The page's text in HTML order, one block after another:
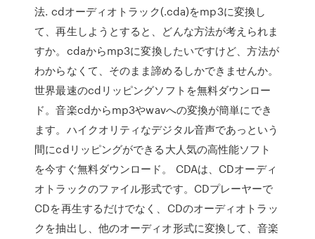
法. cdオーディオトラック(.cda)をmp3に変換し
て、再生しようとすると、どんな方法が考えられま
すか。cdaからmp3に変換したいですけど、方法が
わからなくて、そのまま諦めるしかできませんか。
世界最速のcdリッピングソフトを無料ダウンロー
ド。音楽cdからmp3やwavへの変換が簡単にでき
ます。ハイクオリティなデジタル音声であっという
間にcdリッピングができる大人気の高性能ソフト
を今すぐ無料ダウンロード。 CDAは、CDオーディ
オトラックのファイル形式です。CDプレーヤーで
CDを再生するだけでなく、CDのオーディオトラッ
クを抽出し、他のオーディオ形式に変換して、音楽